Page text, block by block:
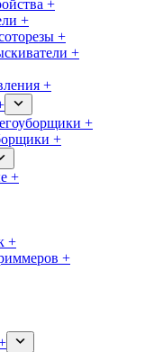
+
+
+
+
+
+
+
+
+
+